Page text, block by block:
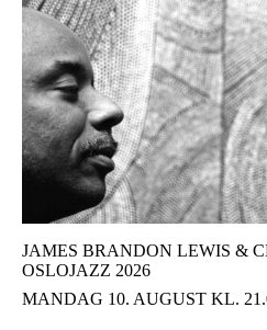
JAMES BRANDON LEWIS &
OSLOJAZZ 2026
MANDAG 10. AUGUST KL.